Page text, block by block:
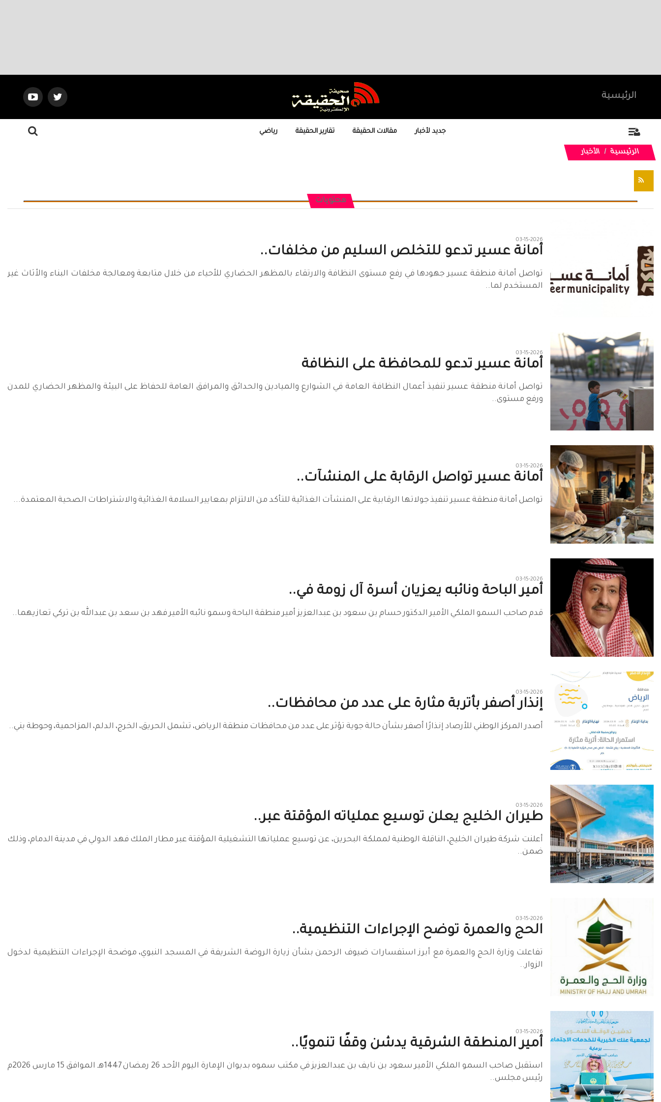
الرئيسية
جديد لأخبار مقالات الحقيقة تقارير الحقيقة رياضي
الرئيسية الأخبار
محتويات
03-15-2026
أمانة عسير تدعو للتخلص السليم من مخلفات..
تواصل أمانة منطقة عسير جهودها في رفع مستوى النظافة والارتقاء بالمظهر الحضاري للأحياء من خلال متابعة ومعالجة مخلفات البناء والأثاث غير
المستخدم لما..
03-15-2026
أمانة عسير تدعو للمحافظة على النظافة
تواصل أمانة منطقة عسير تنفيذ أعمال النظافة العامة في الشوارع والميادين والحدائق والمرافق العامة للحفاظ على البيئة والمظهر الحضاري للمدن
ورفع مستوى..
03-15-2026
أمانة عسير تواصل الرقابة على المنشآت..
تواصل أمانة منطقة عسير تنفيذ جولاتها الرقابية على المنشآت الغذائية للتأكد من الالتزام بمعايير السلامة الغذائية والاشتراطات الصحية المعتمدة...
03-15-2026
أمير الباحة ونائبه يعزيان أسرة آل زومة في..
قدم صاحب السمو الملكي الأمير الدكتور حسام بن سعود بن عبدالعزيز أمير منطقة الباحة وسمو نائبه الأمير فهد بن سعد بن عبدالله بن تركي تعازيهما..
03-15-2026
إنذار أصفر بأتربة مثارة على عدد من محافظات..
أصدر المركز الوطني للأرصاد إنذارًا أصفر بشأن حالة جوية تؤثر على عدد من محافظات منطقة الرياض، تشمل الحريق، الخرج، الدلم، المزاحمية، وحوطة بني..
03-15-2026
طيران الخليج يعلن توسيع عملياته المؤقتة عبر..
أعلنت شركة طيران الخليج، الناقلة الوطنية لمملكة البحرين، عن توسيع عملياتها التشغيلية المؤقتة عبر مطار الملك فهد الدولي في مدينة الدمام، وذلك
ضمن..
03-15-2026
الحج والعمرة توضح الإجراءات التنظيمية..
تفاعلت وزارة الحج والعمرة مع أبرز استفسارات ضيوف الرحمن بشأن زيارة الروضة الشريفة في المسجد النبوي، موضحة الإجراءات التنظيمية لدخول
الزوار..
03-15-2026
أمير المنطقة الشرقية يدشن وقفًا تنمويًا..
استقبل صاحب السمو الملكي الأمير سعود بن نايف بن عبدالعزيز في مكتب سموه بديوان الإمارة اليوم الأحد 26 رمضان 1447هـ الموافق 15 مارس 2026م
رئيس مجلس..